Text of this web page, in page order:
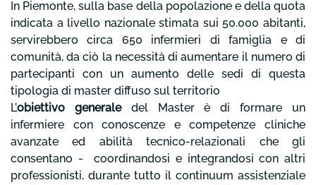
In Piemonte, sulla base della popolazione e della quota
indicata a livello nazionale stimata sui 50.000 abitanti,
servirebbero circa 650 infermieri di famiglia e di
comunità, da ciò la necessità di aumentare il numero di
partecipanti con un aumento delle sedi di questa
tipologia di master diffuso sul territorio
L’obiettivo generale del Master è di formare un
infermiere con conoscenze e competenze cliniche
avanzate ed abilità tecnico-relazionali che gli
consentano - coordinandosi e integrandosi con altri
professionisti, durante tutto il continuum assistenziale